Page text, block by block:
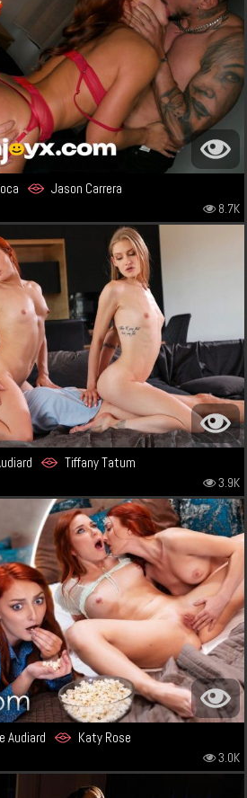
Jason Carrera
8.7K
Tiffany Tatum
3.9K
Audiard Katy Rose
3.0K